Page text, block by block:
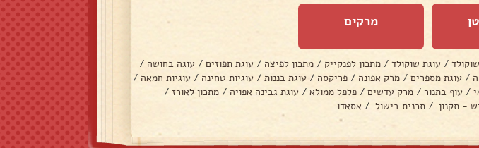
מרקים
/ עוגת שוקולד / מתכון לפנקייק / מתכון לפיצה / עוגת תפוזים / עוגה בחושה /
/ עוגת מספרים / מרק אפונה / פריקסה / עוגת בננות / עוגיות טחינה / עוגיות חמאה /
/ עוף בתנור / מרק עדשים / פלפל ממולא / עוגת גבינה אפויה / מתכון לאורז /
- תקנון / תכנית בישול / אסאדו